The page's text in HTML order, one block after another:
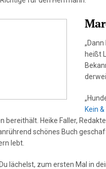
heißt
Kein
bereithält. Heike Faller,
schönes Buch
lebt.
lächelst, zum ersten Mal in